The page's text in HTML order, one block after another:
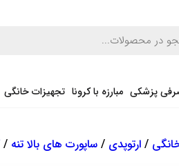
پزشکی مبارزه با کرونا تجهیزات خانگی
/ ارتوپدی / ساپورت های بالا تنه /